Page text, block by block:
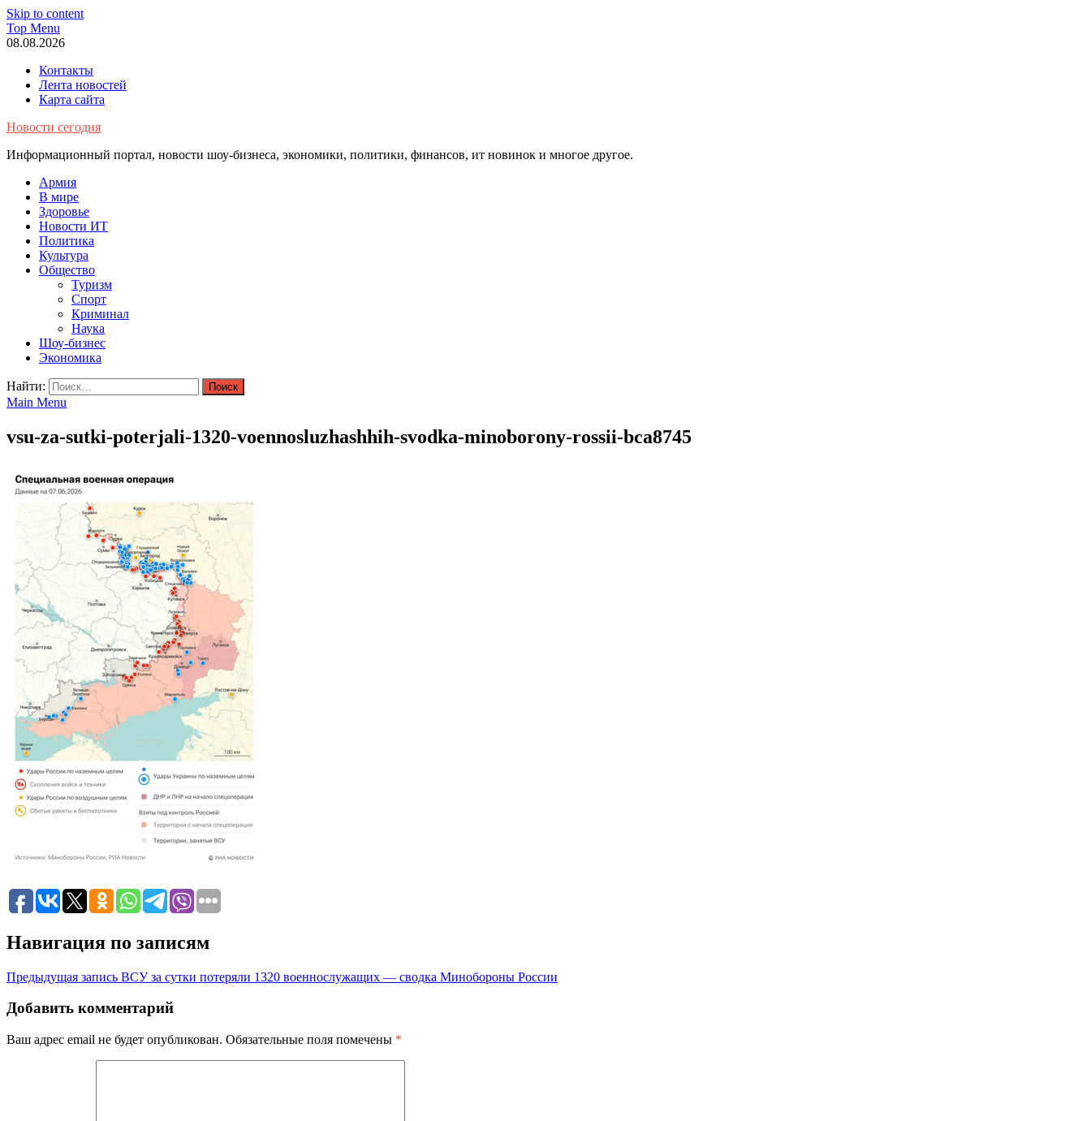
Skip to content
Top Menu
08.08.2026
Контакты
Лента новостей
Карта сайта
Новости сегодня
Информационный портал, новости шоу-бизнеса, экономики, политики, финансов, ит новинок и многое другое.
Армия
В мире
Здоровье
Новости ИТ
Политика
Культура
Общество
Туризм
Спорт
Криминал
Наука
Шоу-бизнес
Экономика
Найти:
Main Menu
vsu-za-sutki-poterjali-1320-voennosluzhashhih-svodka-minoborony-rossii-bca8745
Навигация по записям
Предыдущая запись ВСУ за сутки потеряли 1320 военнослужащих — сводка Минобороны России
Добавить комментарий
Ваш адрес email не будет опубликован. Обязательные поля помечены *